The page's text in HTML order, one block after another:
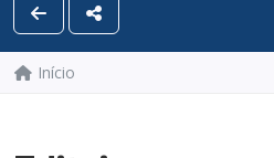
Início